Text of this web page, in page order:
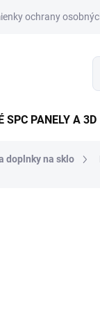
ochrany
SPC PANELY A
doplnky na sklo